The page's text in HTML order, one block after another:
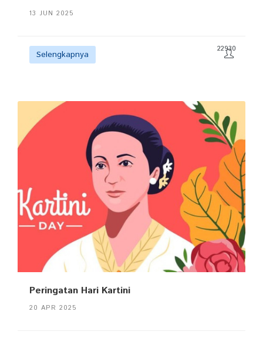
13 JUN 2025
Selengkapnya 22930
Peringatan Hari Kartini
20 APR 2025